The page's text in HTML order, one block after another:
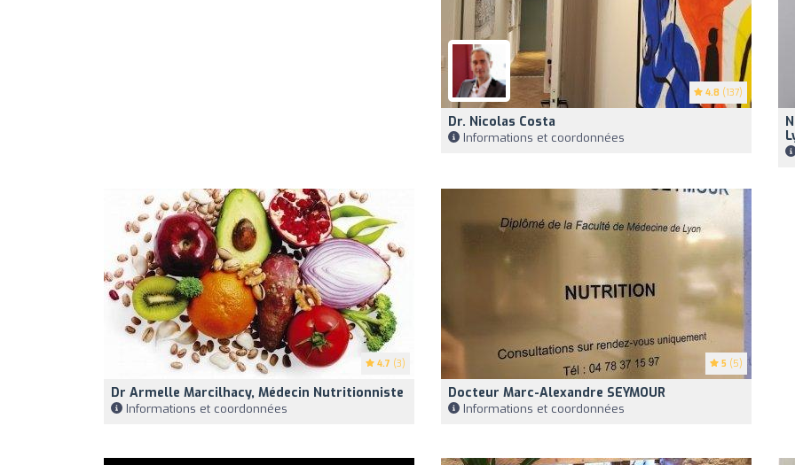
4.8 (137)
Dr. Nicolas Costa
Informations et coordonnées
4.7 (3)
Dr Armelle Marcilhacy, Médecin Nutritionniste
Informations et coordonnées
5 (5)
Docteur Marc-Alexandre SEYMOUR
Informations et coordonnées